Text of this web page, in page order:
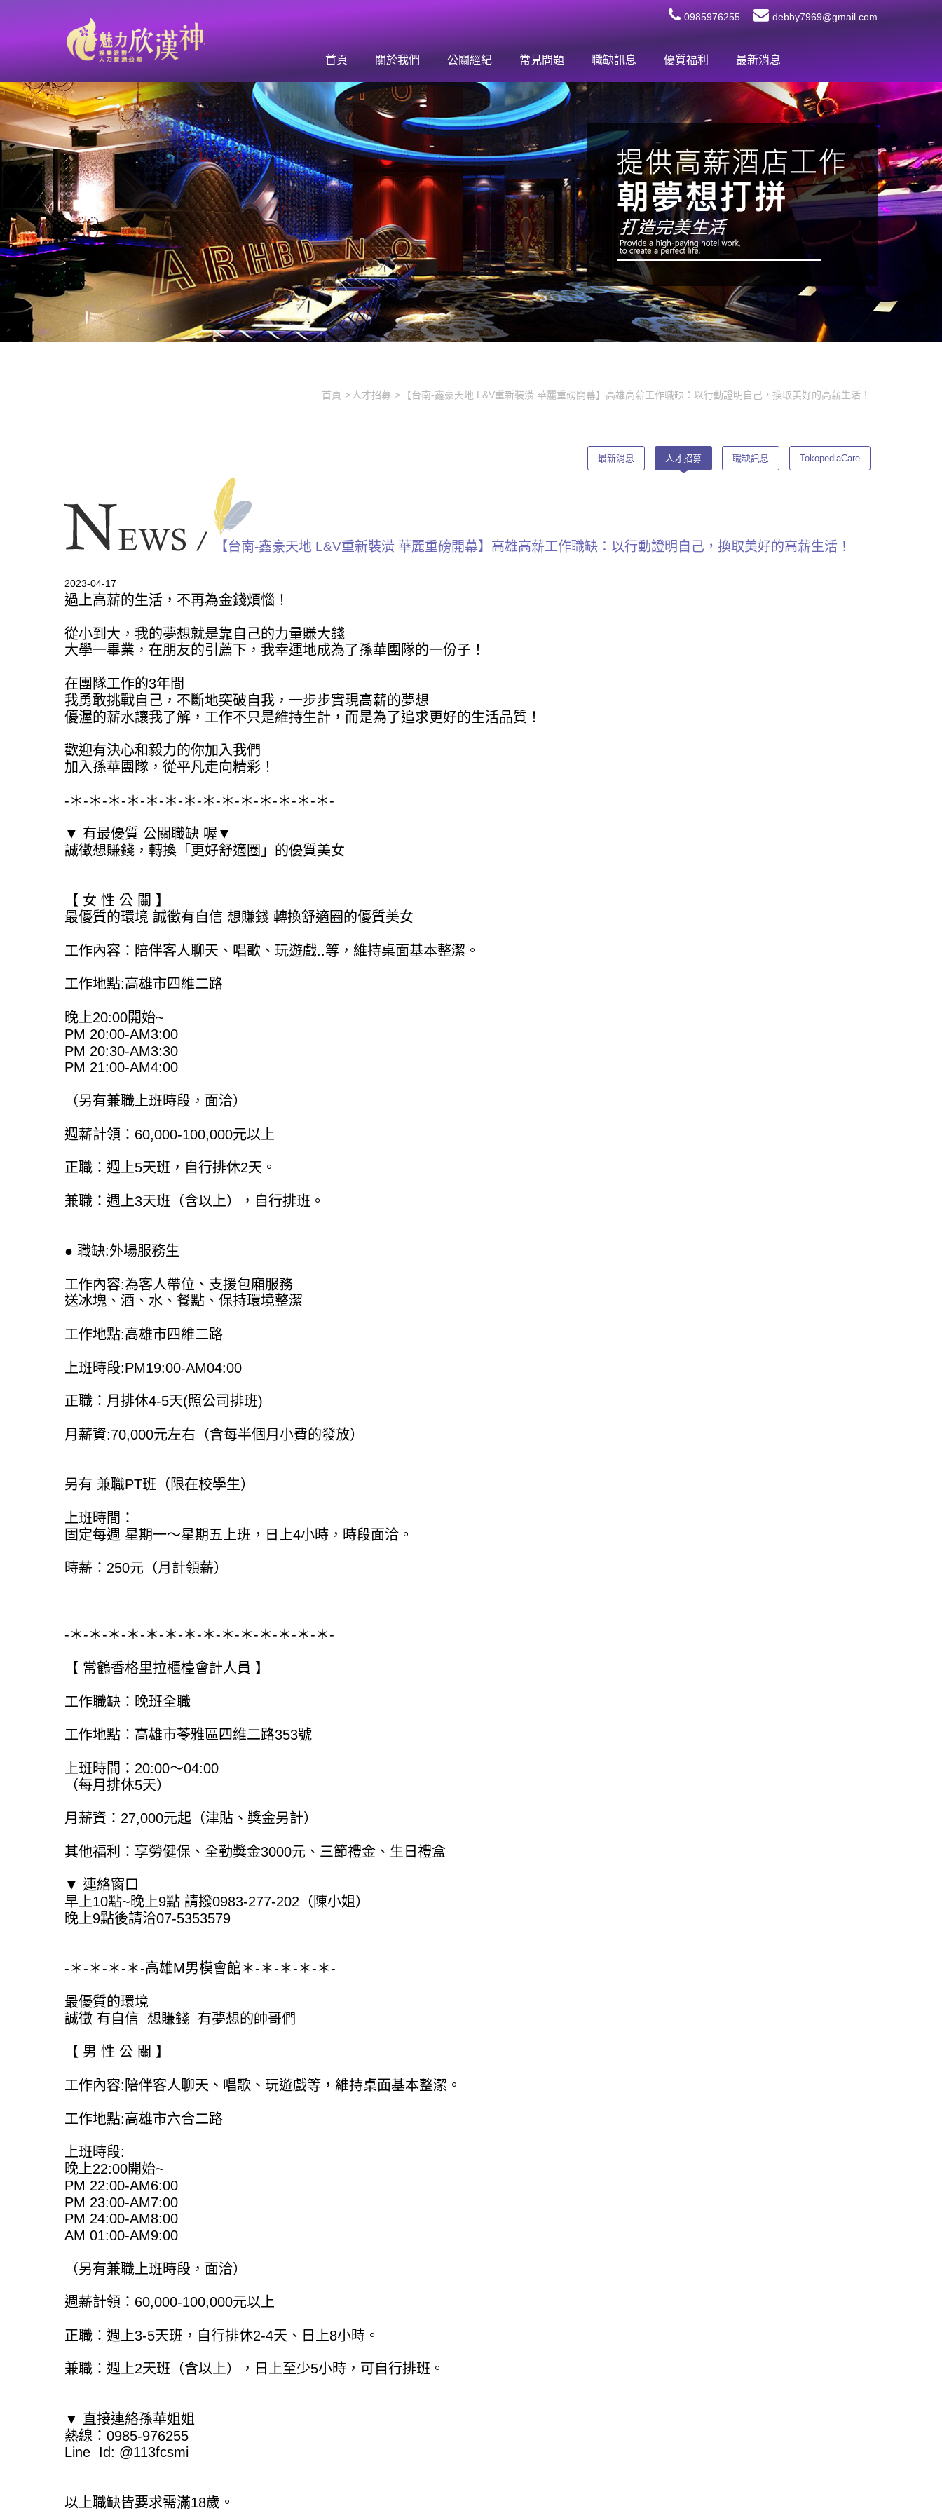
0985976255
debby7969@gmail.com
首頁 關於我們 公關經紀 常見問題 職缺訊息 優質福利 最新消息
首頁 人才招募 【台南-鑫豪天地 L&V重新裝潢 華麗重磅開幕】高雄高薪工作職缺：以行動證明自己，換取美好的高薪生活！
最新消息 人才招募 職缺訊息 TokopediaCare
【台南-鑫豪天地 L&V重新裝潢 華麗重磅開幕】高雄高薪工作職缺：以行動證明自己，換取美好的高薪生活！
2023-04-17
過上高薪的生活，不再為金錢煩惱！
從小到大，我的夢想就是靠自己的力量賺大錢
大學一畢業，在朋友的引薦下，我幸運地成為了孫華團隊的一份子！
在團隊工作的3年間
我勇敢挑戰自己，不斷地突破自我，一步步實現高薪的夢想
優渥的薪水讓我了解，工作不只是維持生計，而是為了追求更好的生活品質！
歡迎有決心和毅力的你加入我們
加入孫華團隊，從平凡走向精彩！
-＊-＊-＊-＊-＊-＊-＊-＊-＊-＊-＊-＊-＊-＊-
▼ 有最優質 公關職缺 喔▼
誠徴想賺錢，轉換「更好舒適圈」的優質美女
【 女 性 公 關 】
最優質的環境 誠徵有自信 想賺錢 轉換舒適圈的優質美女
工作內容：陪伴客人聊天、唱歌、玩遊戲..等，維持桌面基本整潔。
工作地點:高雄市四維二路
晚上20:00開始~
PM 20:00-AM3:00
PM 20:30-AM3:30
PM 21:00-AM4:00
（另有兼職上班時段，面洽）
週薪計領：60,000-100,000元以上
正職：週上5天班，自行排休2天。
兼職：週上3天班（含以上），自行排班。
● 職缺:外場服務生
工作內容:為客人帶位、支援包廂服務
送冰塊、酒、水、餐點、保持環境整潔
工作地點:高雄市四維二路
上班時段:PM19:00-AM04:00
正職：月排休4-5天(照公司排班)
月薪資:70,000元左右（含每半個月小費的發放）
另有 兼職PT班（限在校學生）
上班時間：
固定每週 星期一～星期五上班，日上4小時，時段面洽。
時薪：250元（月計領薪）
-＊-＊-＊-＊-＊-＊-＊-＊-＊-＊-＊-＊-＊-＊-
【 常鶴香格里拉櫃檯會計人員 】
工作職缺：晚班全職
工作地點：高雄市苓雅區四維二路353號
上班時間：20:00～04:00
（每月排休5天）
月薪資：27,000元起（津貼、獎金另計）
其他福利：享勞健保、全勤獎金3000元、三節禮金、生日禮盒
▼ 連絡窗口
早上10點~晚上9點 請撥0983-277-202（陳小姐）
晚上9點後請洽07-5353579
-＊-＊-＊-＊-高雄M男模會館＊-＊-＊-＊-＊-
最優質的環境
誠徵 有自信 想賺錢 有夢想的帥哥們
【 男 性 公 關 】
工作內容:陪伴客人聊天、唱歌、玩遊戲等，維持桌面基本整潔。
工作地點:高雄市六合二路
上班時段:
晚上22:00開始~
PM 22:00-AM6:00
PM 23:00-AM7:00
PM 24:00-AM8:00
AM 01:00-AM9:00
（另有兼職上班時段，面洽）
週薪計領：60,000-100,000元以上
正職：週上3-5天班，自行排休2-4天、日上8小時。
兼職：週上2天班（含以上），日上至少5小時，可自行排班。
▼ 直接連絡孫華姐姐
熱線：0985-976255
Line Id: @113fcsmi
以上職缺皆要求需滿18歲。